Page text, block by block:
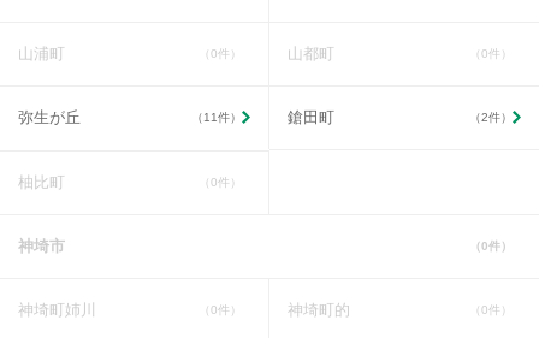
山浦町 （0件） 山都町 （0件）
弥生が丘 （11件） 鎗田町 （2件）
柚比町 （0件）
神埼市 （0件）
神埼町姉川 （0件） 神埼町的 （0件）